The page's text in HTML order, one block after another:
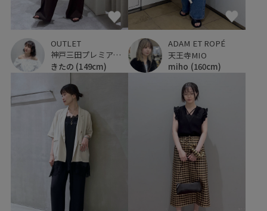
OUTLET
神戸三田プレミアム・アウトレット
きたの (149cm)
ADAM ET ROPÉ
天王寺MIO
miho (160cm)